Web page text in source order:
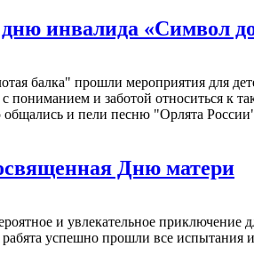
инвалида «Символ
балка" прошли мероприятия для
и заботой относиться к
и пели песню "Орлята
Дню матери
и увлекательное
рабята успешно прошли все